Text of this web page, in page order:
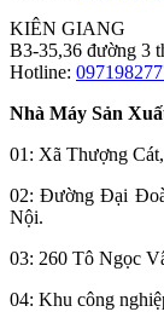
KIÊN GIANG
B3-35,36 đường 3
Hotline:
Nhà Máy Sản
01: Xã Thượng
02: Đường Đại
Nội.
03: 260 Tô Ngọc
04: Khu công